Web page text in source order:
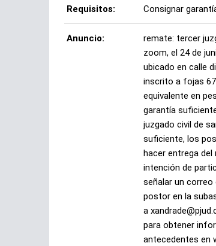
Requisitos: Consignar
Anuncio:
remate: tercer
zoom, el 24 de
ubicado en calle
inscrito a fojas
equivalente en
garantía
juzgado civil de
suficiente, los
hacer entrega
intención de
señalar un
postor en la
a
para obtener
antecedentes en